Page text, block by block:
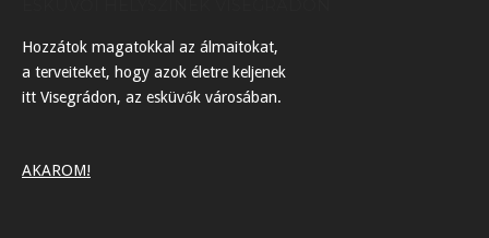
Hozzátok magatokkal az álmaitokat,
a terveiteket, hogy azok életre keljenek
itt Visegrádon, az esküvők városában.
AKAROM!